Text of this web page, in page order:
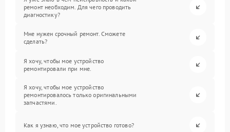
ремонт необходим. Для чего проводить
диагностику?
Мне нужен срочный ремонт. Сможете
сделать?
Я хочу, чтобы мое устройство
ремонтировали при мне.
Я хочу, чтобы мое устройство
ремонтировалось только оригинальными
запчастями.
Как я узнаю, что мое устройство готово?